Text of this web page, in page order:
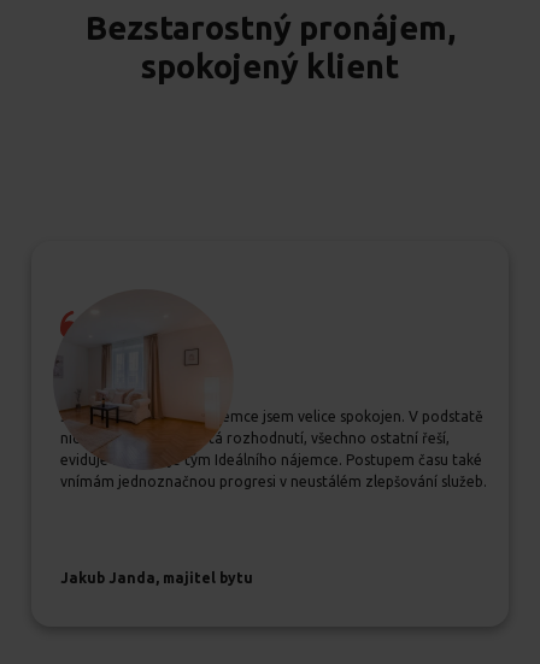
Bezstarostný pronájem,
spokojený klient
Se službou Ideálního nájemce jsem velice spokojen. V podstatě
nic neřeším, jen důležitá rozhodnutí, všechno ostatní řeší,
eviduje a zajišťuje tým Ideálního nájemce. Postupem času také
vnímám jednoznačnou progresi v neustálém zlepšování služeb.
Jakub Janda, majitel bytu